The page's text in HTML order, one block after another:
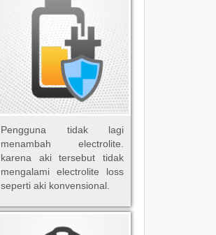
Pengguna tidak lagi
menambah electrolite.
karena aki tersebut tidak
mengalami electrolite loss
seperti aki konvensional.